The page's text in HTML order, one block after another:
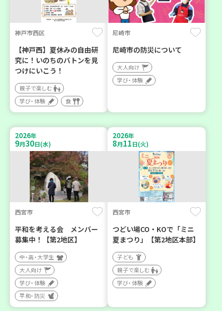
神戸市西区
【神戸西】夏休みの自由研
究に！いのちのバトンを見
つけにいこう！
親子で楽しむ
学び・体験
食
尼崎市
尼崎市の防災について
大人向け
学び・体験
2026年
9月30日(水)
西宮市
平和を考える会 メンバー
募集中！【第2地区】
中・高・大学生
大人向け
学び・体験
平和・防災
2026年
8月11日(火)
西宮市
つどい場CO・KOで「ミニ
夏まつり」【第2地区本部】
子ども
親子で楽しむ
学び・体験